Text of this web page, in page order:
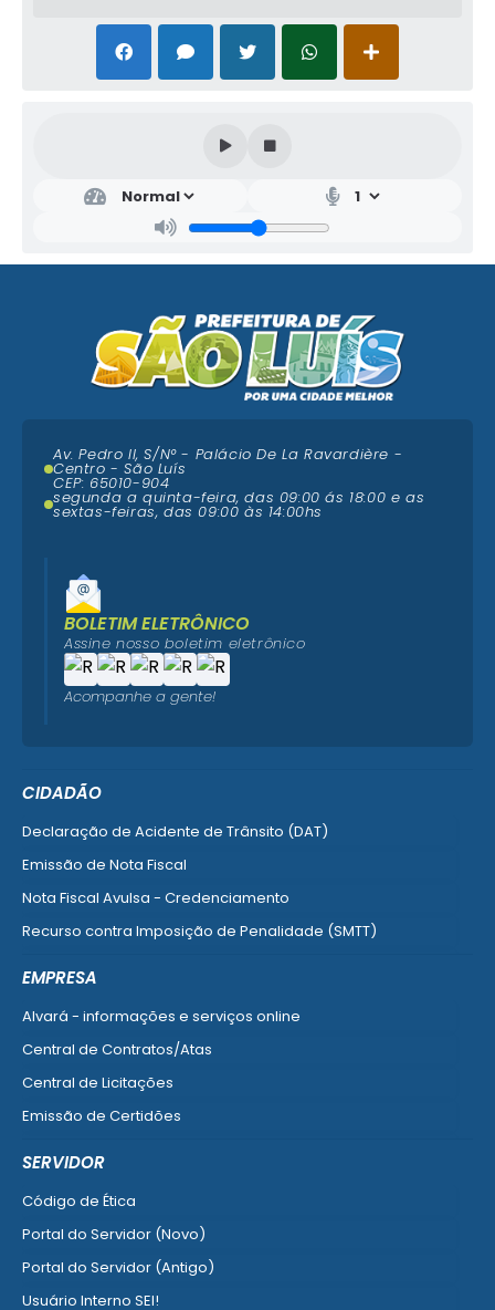
CIDADÃO
Declaração de Acidente de Trânsito (DAT)
Emissão de Nota Fiscal
Nota Fiscal Avulsa - Credenciamento
Recurso contra Imposição de Penalidade (SMTT)
EMPRESA
Alvará - informações e serviços online
Central de Contratos/Atas
Central de Licitações
Emissão de Certidões
SERVIDOR
Código de Ética
Portal do Servidor (Novo)
Portal do Servidor (Antigo)
Usuário Interno SEI!
Av. Pedro II, S/N° - Palácio De La Ravardière -
Centro - São Luís
CEP: 65010-904
segunda a quinta-feira, das 09:00 ás 18:00 e as
sextas-feiras, das 09:00 às 14:00hs
BOLETIM ELETRÔNICO
Assine nosso boletim eletrônico
Acompanhe a gente!